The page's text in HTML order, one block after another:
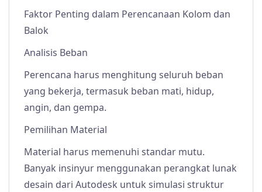
Faktor Penting dalam Perencanaan Kolom dan
Balok
Analisis Beban
Perencana harus menghitung seluruh beban
yang bekerja, termasuk beban mati, hidup,
angin, dan gempa.
Pemilihan Material
Material harus memenuhi standar mutu.
Banyak insinyur menggunakan perangkat lunak
desain dari Autodesk untuk simulasi struktur